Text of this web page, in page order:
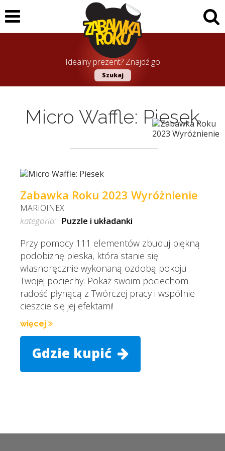
Idealny prezent? Znajdź go
Szukaj
Micro Waffle: Piesek
Zabawka Roku 2023 Wyróżnienie
MARIOINEX
kategoria: Puzzle i układanki
Przy pomocy 111 elementów zbuduj piękną
podobiznę pieska, która stanie się
własnoręcznie wykonaną ozdobą pokoju
Twojej pociechy. Pokaż swoim pociechom
radość płynącą z Twórczej pracy i wspólnie
cieszcie się jej efektami!
więcej
Gdzie kupić